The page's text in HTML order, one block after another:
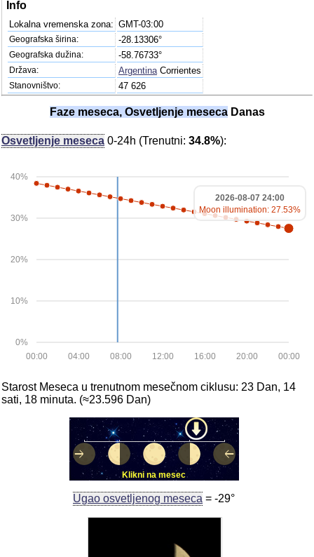
Info
Lokalna vremenska zona: GMT-03:00
Geografska širina: -28.13306°
Geografska dužina: -58.76733°
Država: Argentina Corrientes
Stanovništvo: 47 626
Faze meseca, Osvetljenje mesecaDanas
Osvetljenje meseca 0-24h (Trenutni: 34.8%):
0%
10%
20%
30%
40%
00:00
20:00
16:00
12:00
08:00
04:00
00:00
2026-08-07 24:00
Moon illumination: 27.53%
Starost Meseca u trenutnom mesečnom ciklusu: 23 Dan, 14
sati, 18 minuta. (≈23.596 Dan)
Klikni na mesec
Ugao osvetljenog meseca = -29°